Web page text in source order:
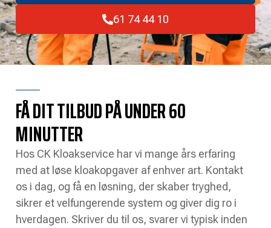
61 74 44 10
FÅ DIT TILBUD PÅ UNDER 60
MINUTTER
Hos CK Kloakservice har vi mange års erfaring
med at løse kloakopgaver af enhver art. Kontakt
os i dag, og få en løsning, der skaber tryghed,
sikrer et velfungerende system og giver dig ro i
hverdagen. Skriver du til os, svarer vi typisk inden